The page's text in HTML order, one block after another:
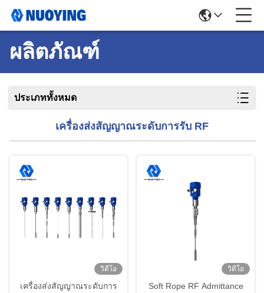
ผลิตภัณฑ์
ประเภททั้งหมด
เครื่องส่งสัญญาณระดับการรับ RF
วิดีโอ
เครื่องส่งสัญญาณระดับการ
วิดีโอ
Soft Rope RF Admittance